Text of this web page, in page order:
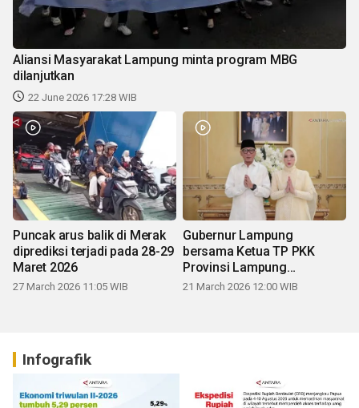
Aliansi Masyarakat Lampung minta program MBG
dilanjutkan
22 June 2026 17:28 WIB
Puncak arus balik di Merak
diprediksi terjadi pada 28-29
Maret 2026
27 March 2026 11:05 WIB
Gubernur Lampung
bersama Ketua TP PKK
Provinsi Lampung
mengucapkan Selamat Hari
21 March 2026 12:00 WIB
Infografik